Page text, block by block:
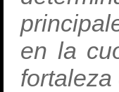
en la